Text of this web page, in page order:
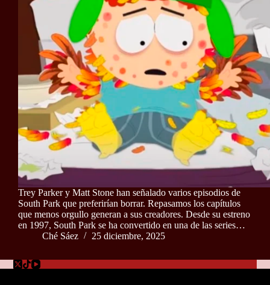
Trey Parker y Matt Stone han señalado varios episodios de
South Park que preferirían borrar. Repasamos los capítulos
que menos orgullo generan a sus creadores. Desde su estreno
en 1997, South Park se ha convertido en una de las series…
Ché Sáez
25 diciembre, 2025